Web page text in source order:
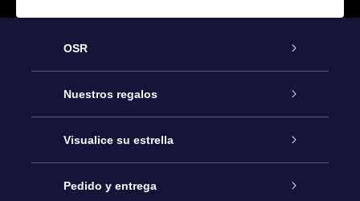
OSR
Atención
Contáctanos
Blog
Nuestros regalos
Regalo Estrella Online
Paquete de Regalo OSR
Visualice su estrella
Registro estelar
Pedido y entrega